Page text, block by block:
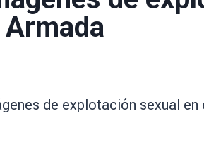
de explotación sexual